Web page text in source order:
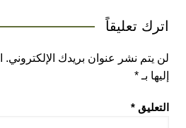
اترك تعليقاً
لن يتم نشر عنوان بريدك الإلكتروني.
إليها بـ *
التعليق *